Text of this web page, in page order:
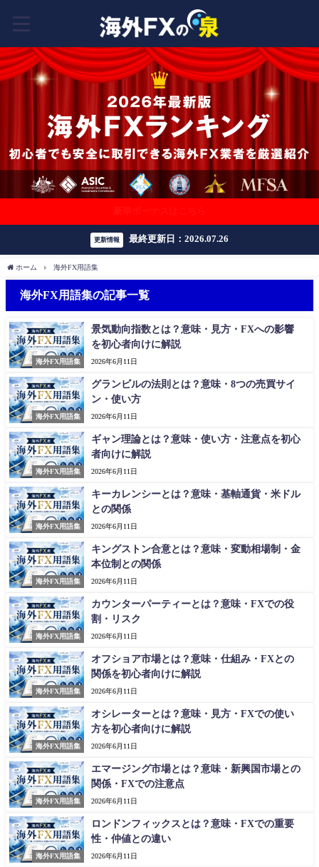
更新情報 最終更新日：2026.07.26
ホーム 海外FX用語集
海外FX用語集の記事一覧
海外FX用語集
景気動向指数とは？意味・見方・FXへの影響
を初心者向けに解説
2026年6月11日
海外FX用語集
グランビルの法則とは？意味・8つの売買サイ
ン・使い方
2026年6月11日
海外FX用語集
ギャン理論とは？意味・使い方・注意点を初心
者向けに解説
2026年6月11日
海外FX用語集
キーカレンシーとは？意味・基軸通貨・米ドル
との関係
2026年6月11日
海外FX用語集
キングストン合意とは？意味・変動相場制・金
本位制との関係
2026年6月11日
海外FX用語集
カウンターパーティーとは？意味・FXでの役
割・リスク
2026年6月11日
海外FX用語集
オフショア市場とは？意味・仕組み・FXとの
関係を初心者向けに解説
2026年6月11日
海外FX用語集
オシレーターとは？意味・見方・FXでの使い
方を初心者向けに解説
2026年6月11日
海外FX用語集
エマージング市場とは？意味・新興国市場との
関係・FXでの注意点
2026年6月11日
海外FX用語集
ロンドンフィックスとは？意味・FXでの重要
性・仲値との違い
2026年6月11日